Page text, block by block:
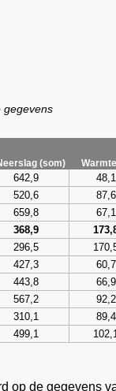
gegevens
(som)
642,9 48,1
520,6 87,6
659,8 67,1
368,9
296,5
427,3 60,7
443,8 66,9
567,2 92,2
310,1 89,4
499,1
op de gegevens